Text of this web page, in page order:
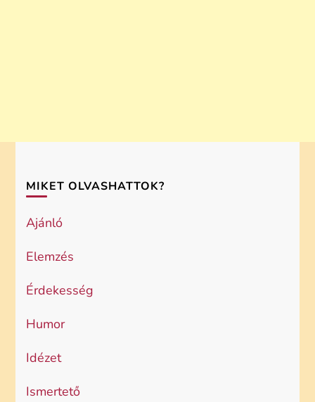
MIKET OLVASHATTOK?
Ajánló
Elemzés
Érdekesség
Humor
Idézet
Ismertető